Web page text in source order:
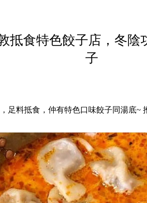
抵食特色餃子店，冬
子
足料抵食，仲有特色口味餃子同湯底~